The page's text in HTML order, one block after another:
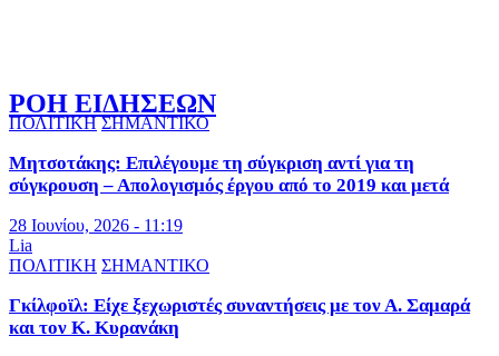
ΡΟΗ ΕΙΔΗΣΕΩΝ
ΠΟΛΙΤΙΚΗ ΣΗΜΑΝΤΙΚΟ
Μητσοτάκης: Επιλέγουμε τη σύγκριση αντί για τη
σύγκρουση – Απολογισμός έργου από το 2019 και μετά
28 Ιουνίου, 2026 - 11:19
Lia
ΠΟΛΙΤΙΚΗ ΣΗΜΑΝΤΙΚΟ
Γκίλφοϊλ: Είχε ξεχωριστές συναντήσεις με τον Α. Σαμαρά
και τον Κ. Κυρανάκη